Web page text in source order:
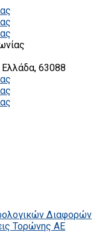
Ελλάδα, 63088
Διαφορών
Τορώνης ΑΕ